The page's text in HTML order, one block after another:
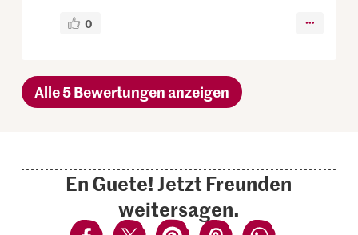
0
Alle 5 Bewertungen anzeigen
En Guete! Jetzt Freunden
weitersagen.